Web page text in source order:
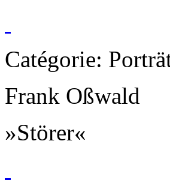
Catégorie:
Frank Oßwald
»Störer«